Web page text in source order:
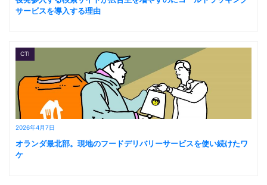
サービスを導入する理由
2026年4月7日
CTI
オランダ最北部。現地のフードデリバリーサービスを使い続けたワ
ケ